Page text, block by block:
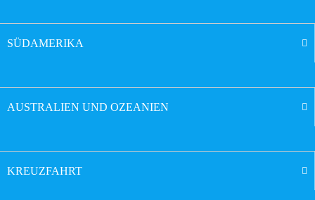
SÜDAMERIKA
AUSTRALIEN UND OZEANIEN
KREUZFAHRT